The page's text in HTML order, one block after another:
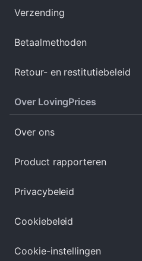
Verzending
Betaalmethoden
Retour- en restitutiebeleid
Over LovingPrices
Over ons
Product rapporteren
Privacybeleid
Cookiebeleid
Cookie-instellingen